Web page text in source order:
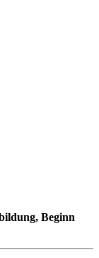
Beginn